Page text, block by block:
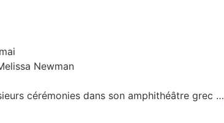
Newman
cérémonies dans son amphithéâtre grec …